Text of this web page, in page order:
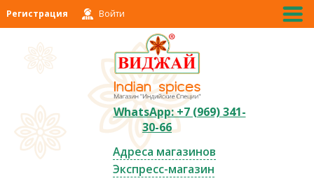
Регистрация Войти
WhatsApp: +7 (969) 341-
30-66
Адреса магазинов
Экспресс-магазин